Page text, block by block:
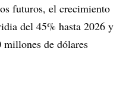
futuros, el crecimiento
del 45% hasta 2026 y
millones de dólares